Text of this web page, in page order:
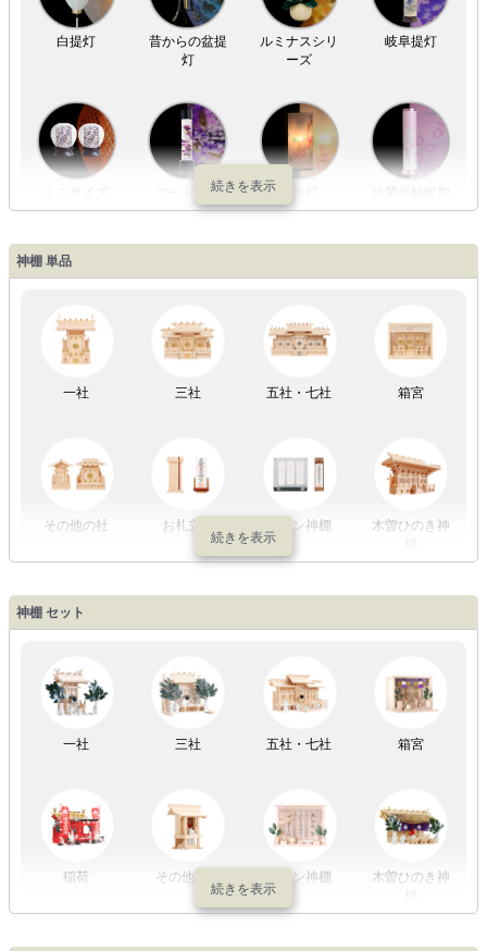
白提灯
昔からの盆提
灯
ルミナスシリ
ーズ
岐阜提灯
コードレス
工
LED灯 七色LED灯 和紙・絹製 木・竹製
初盆セット 贈るセット 盆提灯単品 一対セット
盆提灯一万円
以内
～2万円
～3万円
以上
神棚 単品
一社 三社 五社・七社 箱宮
その他の社 お札立て モダン神棚
木曽ひのき神
神棚 セット
一社 三社 五社・七社 箱宮
稲荷 その他の社 モダン神棚
木曽ひのき神